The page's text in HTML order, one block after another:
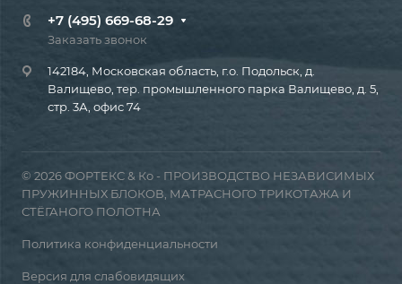
+7 (495) 669-68-29
Заказать звонок
142184, Московская область, г.о. Подольск, д.
Валищево, тер. промышленного парка Валищево, д. 5,
стр. 3А, офис 74
© 2026 ФОРТЕКС & Ко - ПРОИЗВОДСТВО НЕЗАВИСИМЫХ
ПРУЖИННЫХ БЛОКОВ, МАТРАСНОГО ТРИКОТАЖА И
СТЁГАНОГО ПОЛОТНА
Политика конфиденциальности
Версия для слабовидящих